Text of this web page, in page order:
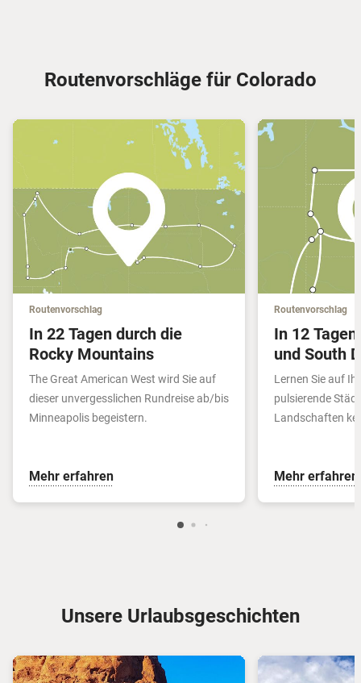
Routenvorschläge für Colorado
Routenvorschlag
In 22 Tagen durch die
Rocky Mountains
The Great American West wird Sie auf
dieser unvergesslichen Rundreise ab/bis
Minneapolis begeistern.
Mehr erfahren
Routenvorschlag
In 12
und South
Lernen Sie auf
pulsierende
Landschaften
Mehr erfahren
Unsere Urlaubsgeschichten